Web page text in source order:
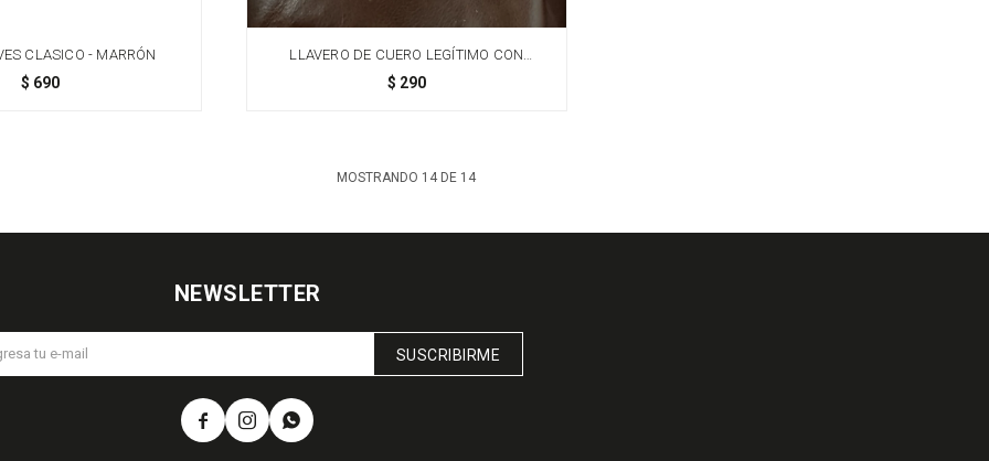
CLASICO - MARRÓN
$ 690
LLAVERO DE CUERO LEGÍTIMO CON
MOSQUETÓN
$ 290
MOSTRANDO 14 DE 14
NEWSLETTER
SUSCRIBIRME
  